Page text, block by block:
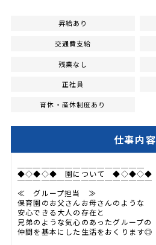
昇給あり
交通費支給
残業なし
正社員
育休・産休制度あり
仕事内容
◆◇◆◇◆ 園について ◆◇◆◇◆
￣￣￣￣￣￣￣￣￣￣￣￣￣￣￣￣￣
≪ グループ担当 ≫
保育園のお父さんお母さんのような
安心できる大人の存在と
兄弟のような気心のあったグループの
仲間を基本にした生活をおくります◎